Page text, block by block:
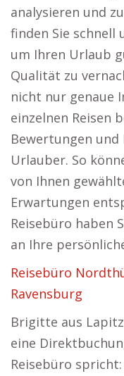
analysieren und
finden Sie schnell
um Ihren Urlaub
Qualität zu
nicht nur genaue
einzelnen Reisen
Bewertungen
Urlauber. So
von Ihnen
Erwartungen
Reisebüro haben
an Ihre
Reisebüro
Ravensburg
Brigitte aus
eine
Reisebüro